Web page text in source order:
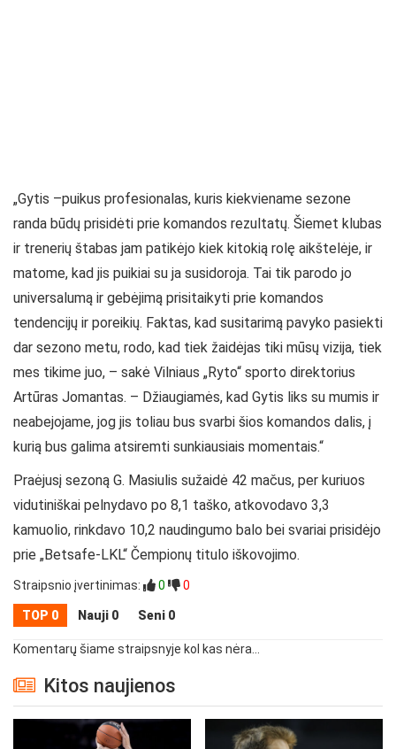
„Gytis –puikus profesionalas, kuris kiekviename sezone
randa būdų prisidėti prie komandos rezultatų. Šiemet klubas
ir trenerių štabas jam patikėjo kiek kitokią rolę aikštelėje, ir
matome, kad jis puikiai su ja susidoroja. Tai tik parodo jo
universalumą ir gebėjimą prisitaikyti prie komandos
tendencijų ir poreikių. Faktas, kad susitarimą pavyko pasiekti
dar sezono metu, rodo, kad tiek žaidėjas tiki mūsų vizija, tiek
mes tikime juo, – sakė Vilniaus „Ryto“ sporto direktorius
Artūras Jomantas. – Džiaugiamės, kad Gytis liks su mumis ir
neabejojame, jog jis toliau bus svarbi šios komandos dalis, į
kurią bus galima atsiremti sunkiausiais momentais.“
Praėjusį sezoną G. Masiulis sužaidė 42 mačus, per kuriuos
vidutiniškai pelnydavo po 8,1 taško, atkovodavo 3,3
kamuolio, rinkdavo 10,2 naudingumo balo bei svariai prisidėjo
prie „Betsafe-LKL“ Čempionų titulo iškovojimo.
Straipsnio įvertinimas: 0 0
TOP 0 Nauji 0 Seni 0
Komentarų šiame straipsnyje kol kas nėra...
Kitos naujienos